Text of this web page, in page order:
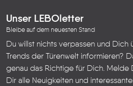
Unser LEBOletter
Bleibe auf dem neuesten Stand
Du willst nichts verpassen und Dich
Trends der Türenwelt informieren?
genau das Richtige für Dich. Melde
Dir alle Neuigkeiten und